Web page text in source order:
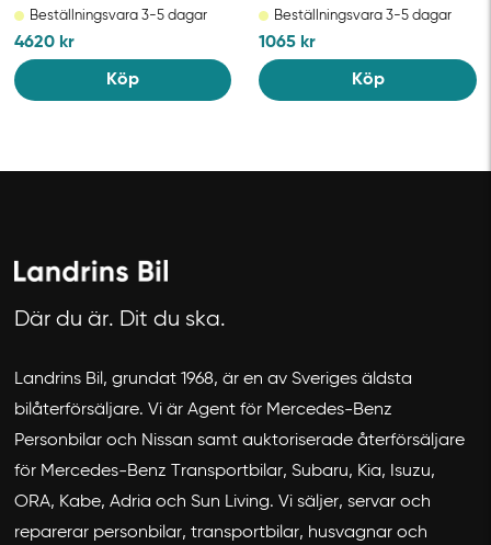
Beställningsvara 3-5 dagar
4620 kr
Köp
Beställningsvara 3-5 dagar
1065 kr
Köp
Där du är. Dit du ska.
Landrins Bil, grundat 1968, är en av Sveriges äldsta
bilåterförsäljare. Vi är Agent för Mercedes-Benz
Personbilar och Nissan samt auktoriserade återförsäljare
för Mercedes-Benz Transportbilar, Subaru, Kia, Isuzu,
ORA, Kabe, Adria och Sun Living. Vi säljer, servar och
reparerar personbilar, transportbilar, husvagnar och